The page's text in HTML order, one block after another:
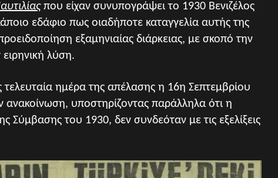
που είχαν συνυπογράψει το 1930 Βενιζέλος
εδάφιο πως οιαδήποτε καταγγελία αυτής της
εξαμηνιαίας διάρκειας, με σκοπό την
λύση.
τελευταία ημέρα της απέλασης η 16η Σεπτεμβρίου
υποστηρίζοντας παράλληλα ότι η
Σύμβασης του 1930, δεν συνδεόταν με τις εξελίξεις